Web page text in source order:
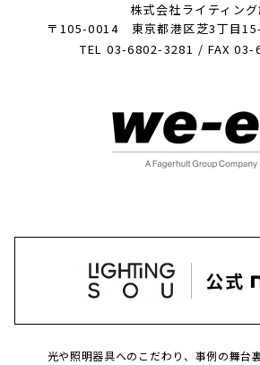
株式会社ライティング
〒105-0014 東京都港区芝3丁目
TEL 03-6802-3281 / FAX 03-
光や照明器具へのこだわり、事例の舞台